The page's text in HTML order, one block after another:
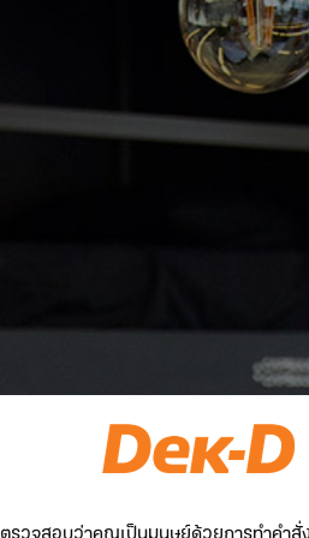
ตรวจสอบว่าคุณเป็นมนุษย์ด้วยการทำคำสั่